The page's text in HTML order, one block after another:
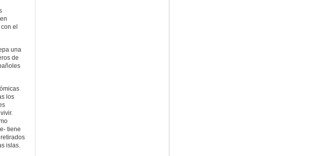
el
una
de
los
tiene
islas.